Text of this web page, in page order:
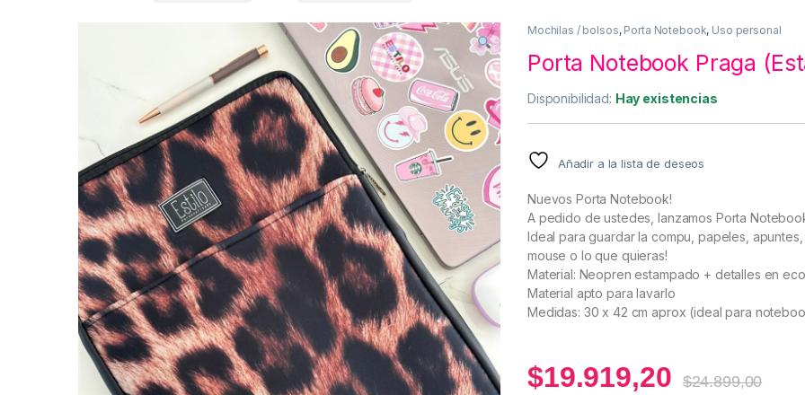
Mochilas / bolsos, Porta Notebook, Uso personal
Porta Notebook Praga
Disponibilidad: Hay existencias
Añadir a la lista de deseos
Nuevos Porta Notebook!
A pedido de ustedes, lanzamos Porta
Ideal para guardar la compu, papeles,
mouse o lo que quieras!
Material: Neopren estampado + detalles en
Material apto para lavarlo
Medidas: 30 x 42 cm aprox (ideal para
$19.919,20 $24.899,00